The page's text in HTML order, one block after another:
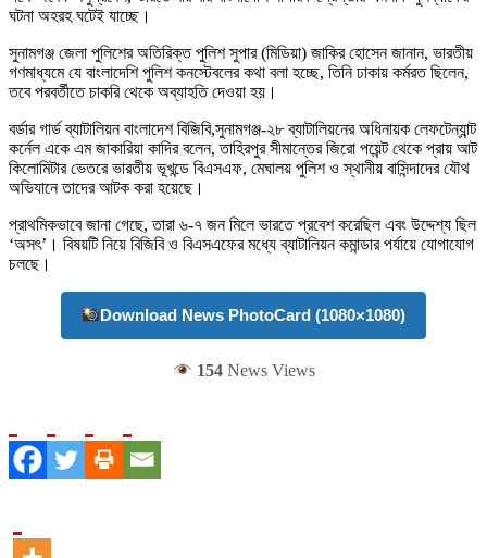
ঘটনা অহরহ ঘটেই যাচ্ছে।
সুনামগঞ্জ জেলা পুলিশের অতিরিক্ত পুলিশ সুপার (মিডিয়া) জাকির হোসেন জানান, ভারতীয়
গণমাধ্যমে যে বাংলাদেশি পুলিশ কনস্টেবলের কথা বলা হচ্ছে, তিনি ঢাকায় কর্মরত ছিলেন,
তবে পরবর্তীতে চাকরি থেকে অব্যাহতি দেওয়া হয়।
বর্ডার গার্ড ব্যাটালিয়ন বাংলাদেশ বিজিবি,সুনামগঞ্জ-২৮ ব্যাটালিয়নের অধিনায়ক লেফটেন্যান্ট
কর্নেল একে এম জাকারিয়া কাদির বলেন, তাহিরপুর সীমান্তের জিরো পয়েন্ট থেকে প্রায় আট
কিলোমিটার ভেতরে ভারতীয় ভূখন্ডে বিএসএফ, মেঘালয় পুলিশ ও স্থানীয় বাসিন্দাদের যৌথ
অভিযানে তাদের আটক করা হয়েছে।
প্রাথমিকভাবে জানা গেছে, তারা ৬-৭ জন মিলে ভারতে প্রবেশ করেছিল এবং উদ্দেশ্য ছিল
‘অসৎ’। বিষয়টি নিয়ে বিজিবি ও বিএসএফের মধ্যে ব্যাটালিয়ন কমান্ডার পর্যায়ে যোগাযোগ
চলছে।
Download News PhotoCard (1080×1080)
154News Views